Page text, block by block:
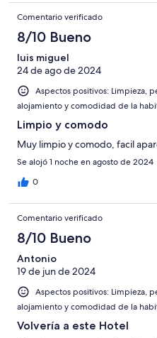
Comentario verificado
8/10 Bueno
luis miguel
24 de ago de 2024
Aspectos positivos: Limpieza,
alojamiento y comodidad de la
Limpio y comodo
Muy limpio y comodo, facil
Se alojó 1 noche en agosto de 2024
0
Comentario verificado
8/10 Bueno
Antonio
19 de jun de 2024
Aspectos positivos: Limpieza,
alojamiento y comodidad de la
Volvería a este Hotel